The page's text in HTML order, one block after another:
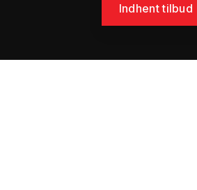
Indhent tilbud​